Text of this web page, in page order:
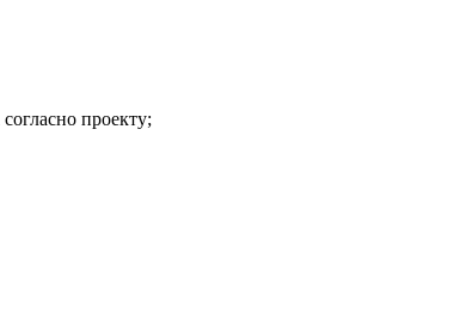
проекту;